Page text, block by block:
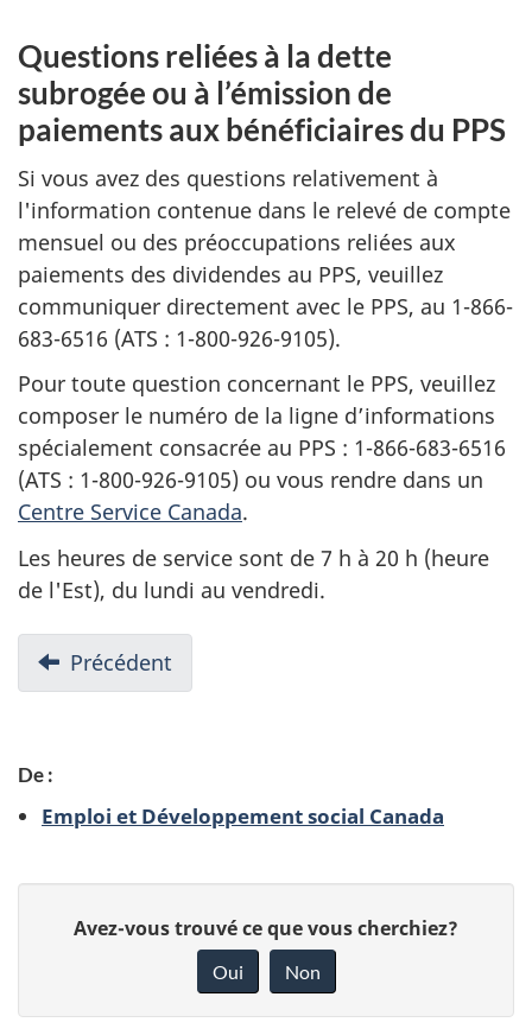
Questions reliées à la dette
subrogée ou à l’émission de
paiements aux bénéficiaires du PPS
Si vous avez des questions relativement à
l'information contenue dans le relevé de compte
mensuel ou des préoccupations reliées aux
paiements des dividendes au PPS, veuillez
communiquer directement avec le PPS, au 1-866-
683-6516 (ATS : 1-800-926-9105).
Pour toute question concernant le PPS, veuillez
composer le numéro de la ligne d’informations
spécialement consacrée au PPS : 1-866-683-6516
(ATS : 1-800-926-9105) ou vous rendre dans un
Centre Service Canada.
Les heures de service sont de 7 h à 20 h (heure
de l'Est), du lundi au vendredi.
N
a
i
d
Précédent
Émission
bénéficiaires
PPS
De :
Emploi et Développement social Canada
t
Avez-vous trouvé ce que vous cherchiez?
Oui Non